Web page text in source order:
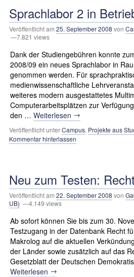
Sprachlabor 2 in
Veröffentlicht am 25. September 2008 von
—7.821 views
Dank der Studiengebühren konnte
2008/09 ein neues Sprachlabor in
genommen werden. Für
medienwissenschaftliche
weiteres modern ausgestattetes
Computerarbeitsplätzen zur
den … Weiterlesen →
Veröffentlicht unterCampus, Projekte aus
Kommentar hinterlassen
Neu zum Testen:
Veröffentlicht am 22. September 2008 von
UB) —4.149 views
Ab sofort können Sie bis zum 30.
Testzugang in der Datenbank Recht
Makrolog auf die aktuellen
der Länder sowie zusätzlich auf das
Gesetzblatt der Deutschen
Weiterlesen →